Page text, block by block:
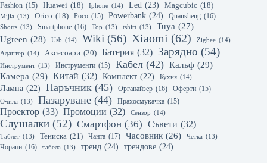
Fashion (15) Huawei (18) Iphone (14) Led (23) Magcubic (18)
Mijia (13) Orico (18) Poco (15) Powerbank (24) Quansheng (16)
Shorts (13) Smartphone (16) Top (13) tshirt (13) Tuya (27)
Ugreen (28) Usb (14) Wiki (56) Xiaomi (62) Zigbee (14)
Адаптер (14) Аксесоари (20) Батерия (32) Зарядно (54)
Инструмент (13) Инструменти (15) Кабел (42) Калъф (29)
Камера (29) Китай (32) Комплект (22) Кухня (14)
Лампа (22) Наръчник (45) Органайзер (16) Оферти (15)
Очила (13) Пазаруване (44) Прахосмукачка (15)
Проектор (33) Промоции (32) Сензор (14)
Слушалки (52) Смартфон (36) Съвети (32)
Таблет (13) Тениска (21) Чанта (17) Часовник (26) Четка (13)
Чорапи (16) табела (13) тренд (24) трендове (24)